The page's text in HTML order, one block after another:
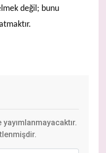
değil; bunu